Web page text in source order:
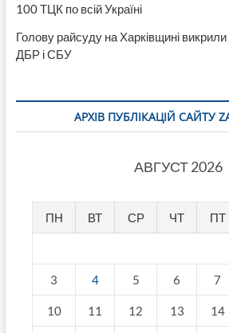
100 ТЦК по всій Україні
Голову райсуду на Харківщині викрили
ДБР і СБУ
АРХІВ ПУБЛІКАЦІЙ САЙТУ
АВГУСТ 2026
ПН ВТ СР ЧТ ПТ
3 4 5 6 7
10 11 12 13 14